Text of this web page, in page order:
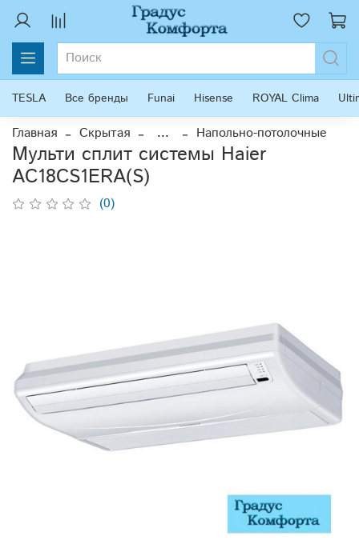
TESLA Все бренды Funai Hisense ROYAL Clima
Главная Скрытая ... Напольно-потолочные
Мульти сплит системы Haier
AC18CS1ERA(S)
(0)